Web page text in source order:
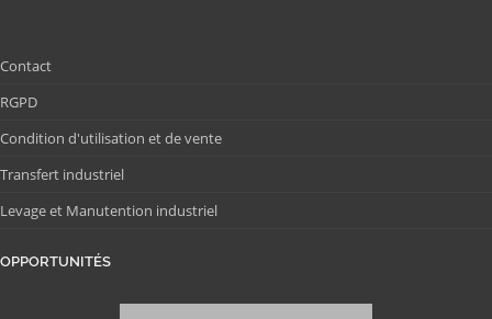
Contact
RGPD
Condition d'utilisation et de vente
Transfert industriel
Levage et Manutention industriel
OPPORTUNITÉS